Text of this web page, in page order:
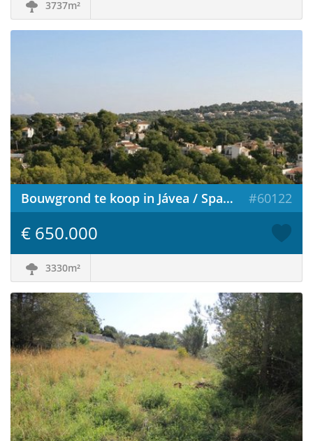
3737m²
Bouwgrond te koop in Jávea / Spanje #60122
€ 650.000
3330m²